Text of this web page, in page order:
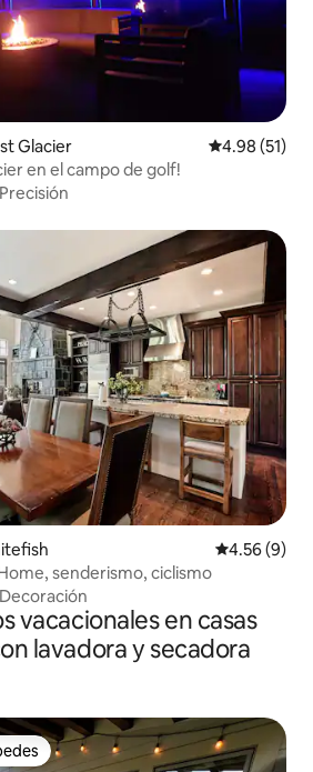
Glacier Calificación
4.98 (51)
en el campo de golf!
Precisión
Calificación
4.56 (9)
senderismo, ciclismo
Decoración
vacacionales en casas
lavadora y secadora